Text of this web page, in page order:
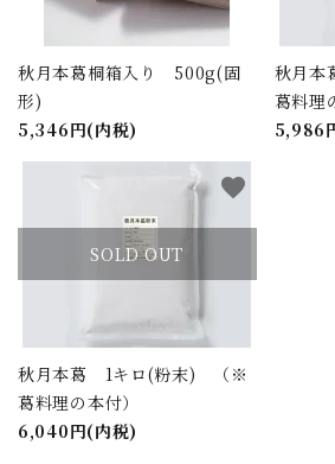
秋月本葛桐箱入り 500g(固
形)
5,346円(内税)
秋月
葛料理
5,986
SOLD OUT
秋月本葛 1キロ(粉末) （※
葛料理の本付）
6,040円(内税)
favorite